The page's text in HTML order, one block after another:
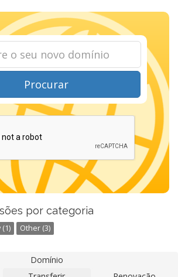
Procurar
por categoria
(1) Other (3)
Domínio